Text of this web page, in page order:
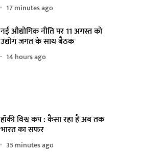
17 minutes ago
नई औद्योगिक नीति पर 11 अगस्त को
उद्योग जगत के साथ बैठक
14 hours ago
हॉकी विश्व कप : कैसा रहा है अब तक
भारत का सफर
35 minutes ago